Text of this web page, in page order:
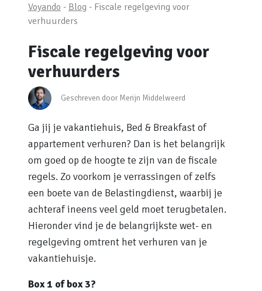
Voyando - Blog - Fiscale regelgeving voor
verhuurders
Fiscale regelgeving voor
verhuurders
Geschreven door Merijn Middelweerd
Ga jij je vakantiehuis, Bed & Breakfast of
appartement verhuren? Dan is het belangrijk
om goed op de hoogte te zijn van de fiscale
regels. Zo voorkom je verrassingen of zelfs
een boete van de Belastingdienst, waarbij je
achteraf ineens veel geld moet terugbetalen.
Hieronder vind je de belangrijkste wet- en
regelgeving omtrent het verhuren van je
vakantiehuisje.
Box 1 of box 3?